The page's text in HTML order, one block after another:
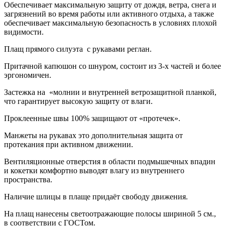
Обеспечивает максимальную защиту от дождя, ветра, снега и
загрязнений во время работы или активного отдыха, а также
обеспечивает максимальную безопасность в условиях плохой
видимости.
Плащ прямого силуэта с рукавами реглан.
Притачной капюшон со шнуром, состоит из 3-х частей и более
эргономичен.
Застежка на «молнии и внутренней ветрозащитной планкой,
что гарантирует высокую защиту от влаги.
Проклеенные швы 100% защищают от «протечек».
Манжеты на рукавах это дополнительная защита от
протекания при активном движении.
Вентиляционные отверстия в области подмышечных впадин
и кокетки комфортно выводят влагу из внутреннего
пространства.
Наличие шлицы в плаще придаёт свободу движения.
На плащ нанесены светоотражающие полосы шириной 5 см.,
в соответствии с ГОСТом.